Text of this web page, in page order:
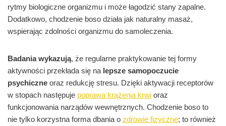
rytmy biologiczne organizmu i może łagodzić stany zapalne.
Dodatkowo, chodzenie boso działa jak naturalny masaż,
wspierając zdolności organizmu do samoleczenia.
Badania wykazują, że regularne praktykowanie tej formy
aktywności przekłada się na lepsze samopoczucie
psychiczne oraz redukcję stresu. Dzięki aktywacji receptorów
w stopach następuje poprawa krążenia krwi oraz
funkcjonowania narządów wewnętrznych. Chodzenie boso to
nie tylko korzystna forma dbania o zdrowie fizyczne; to również